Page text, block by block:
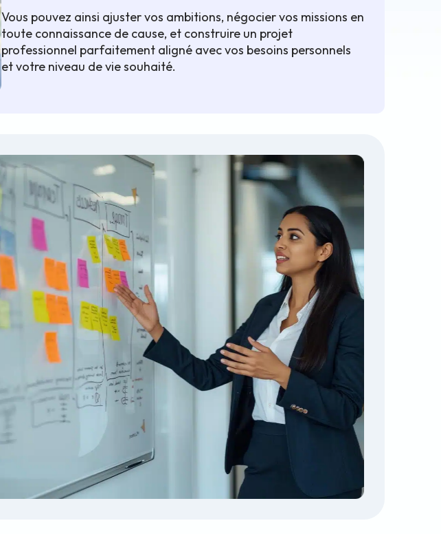
Vous pouvez ainsi ajuster vos ambitions, négocier vos missions en
toute connaissance de cause, et construire un projet
professionnel parfaitement aligné avec vos besoins personnels
et votre niveau de vie souhaité.